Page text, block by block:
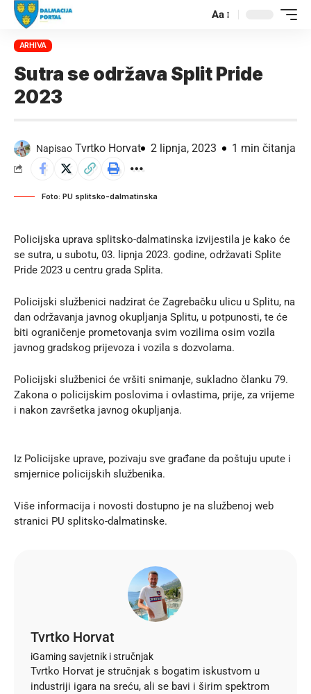
Aa
ARHIVA
Sutra se održava Split Pride
2023
Napisao Tvrtko Horvat 2 lipnja, 2023 1 min čitanja
Foto: PU splitsko-dalmatinska
Policijska uprava splitsko-dalmatinska izvijestila je kako će
se sutra, u subotu, 03. lipnja 2023. godine, održavati Splite
Pride 2023 u centru grada Splita.
Policijski službenici nadzirat će Zagrebačku ulicu u Splitu, na
dan održavanja javnog okupljanja Splitu, u potpunosti, te će
biti ograničenje prometovanja svim vozilima osim vozila
javnog gradskog prijevoza i vozila s dozvolama.
Policijski službenici će vršiti snimanje, sukladno članku 79.
Zakona o policijskim poslovima i ovlastima, prije, za vrijeme
i nakon završetka javnog okupljanja.
Iz Policijske uprave, pozivaju sve građane da poštuju upute i
smjernice policijskih službenika.
Više informacija i novosti dostupno je na službenoj web
stranici PU splitsko-dalmatinske.
Tvrtko Horvat
iGaming savjetnik i stručnjak
Tvrtko Horvat je stručnjak s bogatim iskustvom u
industriji igara na sreću, ali se bavi i širim spektrom